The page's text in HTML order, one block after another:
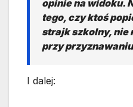
opinie na widoku.
tego, czy ktoś
strajk szkolny, nie
przy
I dalej: